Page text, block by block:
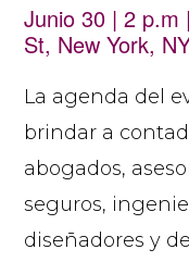
Junio 30 | 2 p.m
St, New York,
La agenda del
brindar a
abogados,
seguros,
diseñadores y